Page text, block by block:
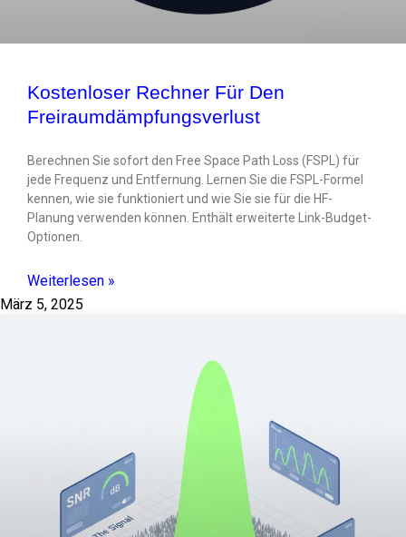
Kostenloser Rechner Für Den
Freiraumdämpfungsverlust
Berechnen Sie sofort den Free Space Path Loss (FSPL) für
jede Frequenz und Entfernung. Lernen Sie die FSPL-Formel
kennen, wie sie funktioniert und wie Sie sie für die HF-
Planung verwenden können. Enthält erweiterte Link-Budget-
Optionen.
Weiterlesen »
März 5, 2025